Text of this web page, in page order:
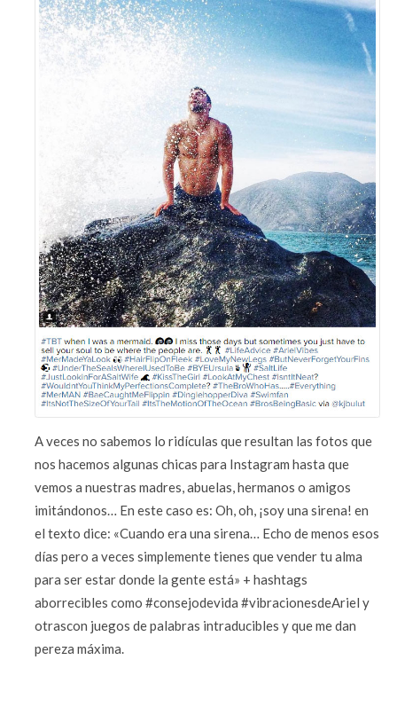
A veces no sabemos lo ridículas que resultan las fotos que
nos hacemos algunas chicas para Instagram hasta que
vemos a nuestras madres, abuelas, hermanos o amigos
imitándonos… En este caso es: Oh, oh, ¡soy una sirena! en
el texto dice: «Cuando era una sirena… Echo de menos esos
días pero a veces simplemente tienes que vender tu alma
para ser estar donde la gente está» + hashtags
aborrecibles como #consejodevida #vibracionesdeAriel y
otrascon juegos de palabras intraducibles y que me dan
pereza máxima.